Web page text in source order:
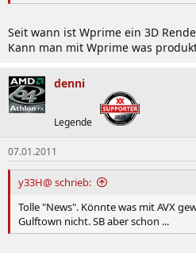
Seit wann ist Wprime ein 3D
Kann man mit Wprime was
denni
Legende
07.01.2011
y33H@ schrieb:
Tolle "News". Könnte was mit AVX
Gulftown nicht. SB aber schon ...